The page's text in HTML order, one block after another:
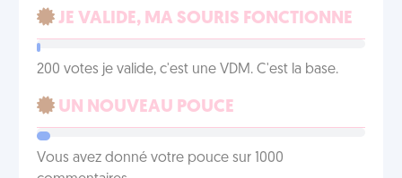
JE VALIDE, MA SOURIS FONCTIONNE
200 votes je valide, c'est une VDM. C'est la base.
UN NOUVEAU POUCE
Vous avez donné votre pouce sur 1000